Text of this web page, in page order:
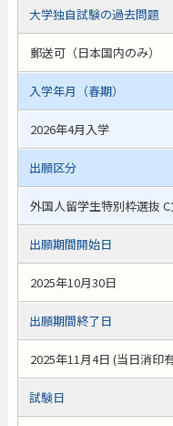
大学独自試験の過去問題
郵送可（日本国内のみ）
入学年月（春期）
2026年4月入学
出願区分
外国人留学生特別枠選抜
出願期間開始日
2025年10月30日
出願期間終了日
2025年11月4日 (当日消印
試験日